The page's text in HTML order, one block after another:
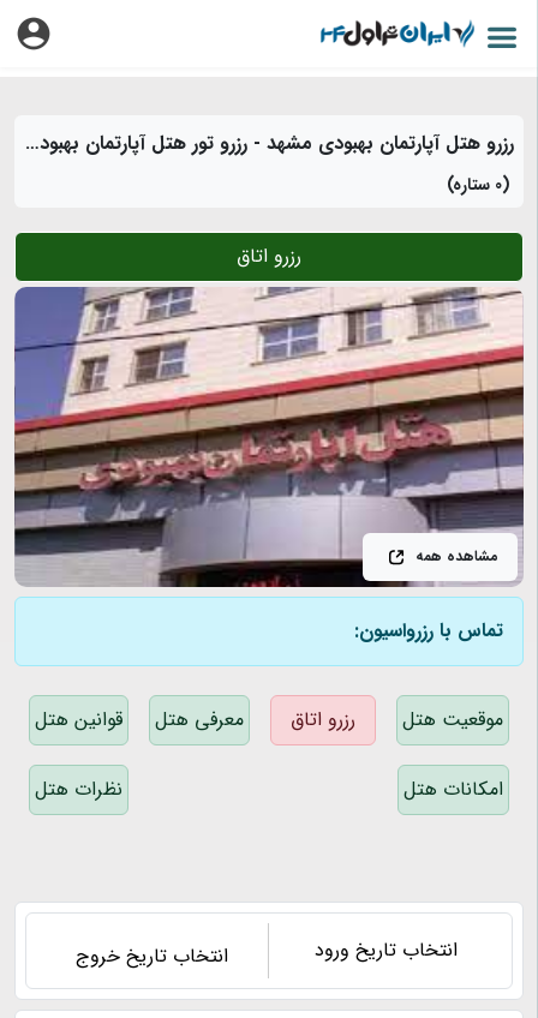
رزرو هتل آپارتمان بهبودی مشهد - رزرو تور هتل آپارتمان بهبودی مشهد
(0 ستاره)
رزرو اتاق
مشاهده همه
تماس با رزرواسیون:
موقعیت هتل رزرو اتاق معرفی هتل قوانین هتل
امکانات هتل نظرات هتل